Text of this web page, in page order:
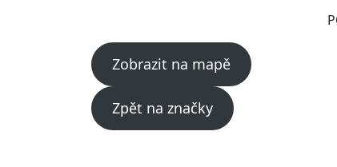
Zobrazit na mapě
Zpět na značky